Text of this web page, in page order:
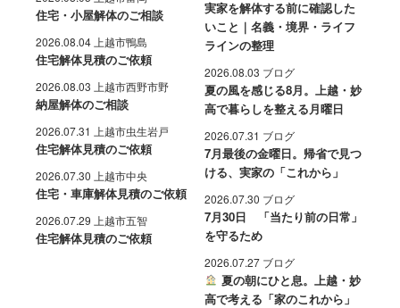
住宅・小屋解体のご相談
2026.08.04 上越市鴨島
住宅解体見積のご依頼
2026.08.03 上越市西野市野
納屋解体のご相談
2026.07.31 上越市虫生岩戸
住宅解体見積のご依頼
2026.07.30 上越市中央
住宅・車庫解体見積のご依頼
2026.07.29 上越市五智
住宅解体見積のご依頼
実家を解体する前に確認した
いこと｜名義・境界・ライフ
ラインの整理
2026.08.03 ブログ
夏の風を感じる8月。上越・妙
高で暮らしを整える月曜日
2026.07.31 ブログ
7月最後の金曜日。帰省で見つ
ける、実家の「これから」
2026.07.30 ブログ
7月30日 「当たり前の日常」
を守るため
2026.07.27 ブログ
夏の朝にひと息。上越・妙
高で考える「家のこれから」